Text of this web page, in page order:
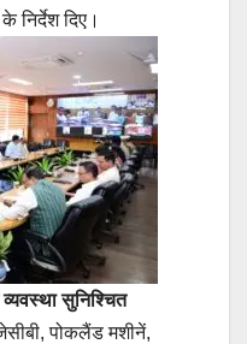
निर्देश दिए।
सुनिश्चित
पोकलैंड मशीनें,